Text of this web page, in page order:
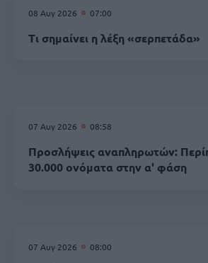
08 Αυγ 2026 07:00
Τι σημαίνει η λέξη «σερπετάδα»
07 Αυγ 2026 08:58
Προσλήψεις αναπληρωτών:
30.000 ονόματα στην α' φάση
07 Αυγ 2026 08:00